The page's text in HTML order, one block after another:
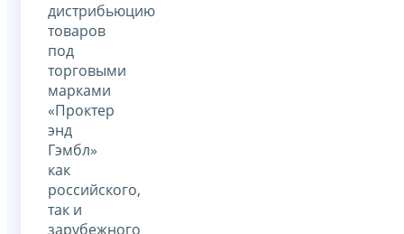
дистрибьюцию
товаров
под
торговыми
марками
«Проктер
энд
Гэмбл»
как
российского,
так и
зарубежного